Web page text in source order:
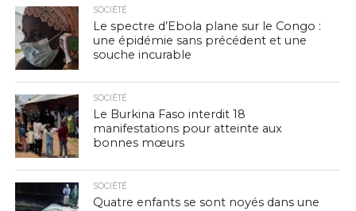
SOCIÉTÉ
Le spectre d’Ebola plane sur le Congo :
une épidémie sans précédent et une
souche incurable
SOCIÉTÉ
Le Burkina Faso interdit 18
manifestations pour atteinte aux
bonnes mœurs
SOCIÉTÉ
Quatre enfants se sont noyés dans une